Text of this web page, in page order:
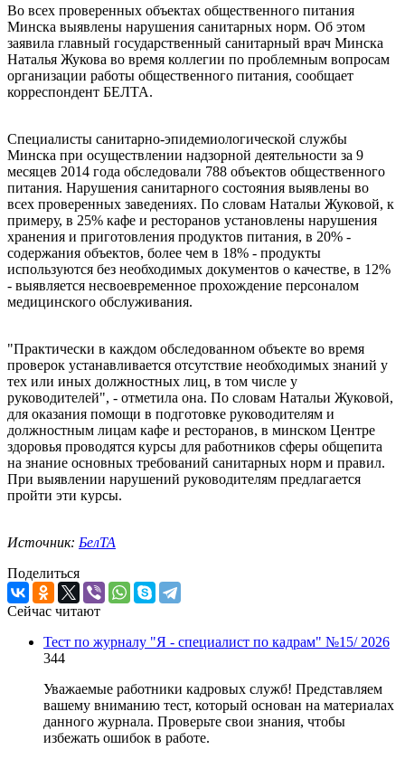
Во всех проверенных объектах общественного питания
Минска выявлены нарушения санитарных норм. Об этом
заявила главный государственный санитарный врач Минска
Наталья Жукова во время коллегии по проблемным вопросам
организации работы общественного питания, сообщает
корреспондент БЕЛТА.
Специалисты санитарно-эпидемиологической службы
Минска при осуществлении надзорной деятельности за 9
месяцев 2014 года обследовали 788 объектов общественного
питания. Нарушения санитарного состояния выявлены во
всех проверенных заведениях. По словам Натальи Жуковой, к
примеру, в 25% кафе и ресторанов установлены нарушения
хранения и приготовления продуктов питания, в 20% -
содержания объектов, более чем в 18% - продукты
используются без необходимых документов о качестве, в 12%
- выявляется несвоевременное прохождение персоналом
медицинского обслуживания.
"Практически в каждом обследованном объекте во время
проверок устанавливается отсутствие необходимых знаний у
тех или иных должностных лиц, в том числе у
руководителей", - отметила она. По словам Натальи Жуковой,
для оказания помощи в подготовке руководителям и
должностным лицам кафе и ресторанов, в минском Центре
здоровья проводятся курсы для работников сферы общепита
на знание основных требований санитарных норм и правил.
При выявлении нарушений руководителям предлагается
пройти эти курсы.
Источник: БелТА
Поделиться
Сейчас читают
Тест по журналу "Я - специалист по кадрам" №15/ 2026
344
Уважаемые работники кадровых служб! Представляем
вашему вниманию тест, который основан на материалах
данного журнала. Проверьте свои знания, чтобы
избежать ошибок в работе.